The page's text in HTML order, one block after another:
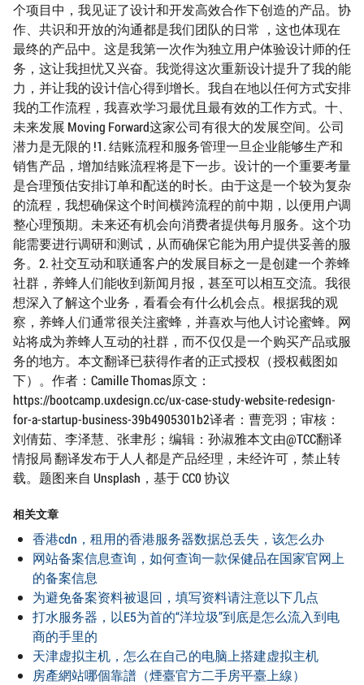
个项目中，我见证了设计和开发高效合作下创造的产品。协
作、共识和开放的沟通都是我们团队的日常 ，这也体现在
最终的产品中。这是我第一次作为独立用户体验设计师的任
务，这让我担忧又兴奋。我觉得这次重新设计提升了我的能
力，并让我的设计信心得到增长。我自在地以任何方式安排
我的工作流程，我喜欢学习最优且最有效的工作方式。十、
未来发展 Moving Forward这家公司有很大的发展空间。公司
潜力是无限的 !1. 结账流程和服务管理一旦企业能够生产和
销售产品，增加结账流程将是下一步。设计的一个重要考量
是合理预估安排订单和配送的时长。由于这是一个较为复杂
的流程，我想确保这个时间横跨流程的前中期，以便用户调
整心理预期。未来还有机会向消费者提供每月服务。这个功
能需要进行调研和测试，从而确保它能为用户提供妥善的服
务。2. 社交互动和联通客户的发展目标之一是创建一个养蜂
社群，养蜂人们能收到新闻月报，甚至可以相互交流。我很
想深入了解这个业务，看看会有什么机会点。根据我的观
察，养蜂人们通常很关注蜜蜂，并喜欢与他人讨论蜜蜂。网
站将成为养蜂人互动的社群，而不仅仅是一个购买产品或服
务的地方。本文翻译已获得作者的正式授权（授权截图如
下）。作者：Camille Thomas原文：
https://bootcamp.uxdesign.cc/ux-case-study-website-redesign-
for-a-startup-business-39b4905301b2译者：曹竞羽；审核：
刘倩茹、李泽慧、张聿彤；编辑：孙淑雅本文由@TCC翻译
情报局 翻译发布于人人都是产品经理，未经许可，禁止转
载。题图来自 Unsplash，基于 CC0 协议
相关文章
香港cdn，租用的香港服务器数据总丢失，该怎么办
网站备案信息查询，如何查询一款保健品在国家官网上
的备案信息
为避免备案资料被退回，填写资料请注意以下几点
打水服务器，以E5为首的“洋垃圾”到底是怎么流入到电
商的手里的
天津虚拟主机，怎么在自己的电脑上搭建虚拟主机
房產網站哪個靠譜（煙臺官方二手房平臺上線）